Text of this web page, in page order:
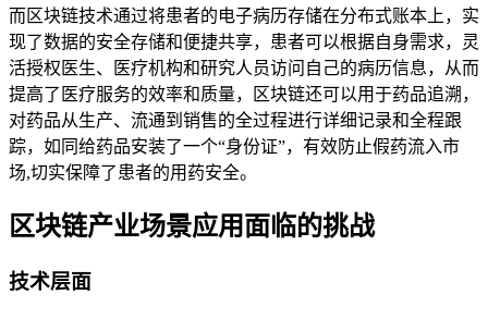
而区块链技术通过将患者的电子病历存储在分布式账本上，实
现了数据的安全存储和便捷共享，患者可以根据自身需求，灵
活授权医生、医疗机构和研究人员访问自己的病历信息，从而
提高了医疗服务的效率和质量，区块链还可以用于药品追溯，
对药品从生产、流通到销售的全过程进行详细记录和全程跟
踪，如同给药品安装了一个“身份证”，有效防止假药流入市
场,切实保障了患者的用药安全。
区块链产业场景应用面临的挑战
技术层面